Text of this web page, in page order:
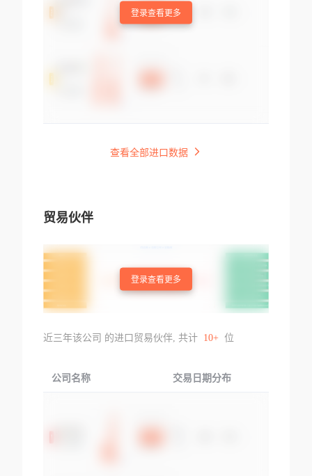
登录查看更多
查看全部进口数据
贸易伙伴
登录查看更多
近三年该公司 的进口贸易伙伴, 共计 10+ 位
公司名称 交易日期分布